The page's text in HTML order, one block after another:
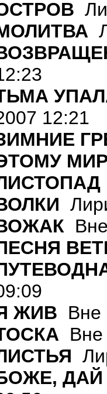
12:21
ЖИВ Вне
Вне
ДАЙ